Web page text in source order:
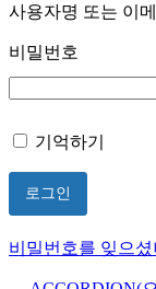
사용자명 또는 이
비밀번호
기억하기
비밀번호를 잊으셨